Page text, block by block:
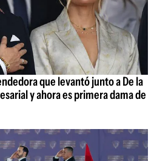
que levantó junto a De la
y ahora es primera dama de